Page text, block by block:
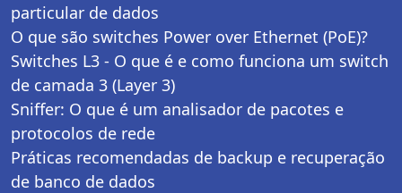
particular de dados
O que são switches Power over Ethernet (PoE)?
Switches L3 - O que é e como funciona um switch
de camada 3 (Layer 3)
Sniffer: O que é um analisador de pacotes e
protocolos de rede
Práticas recomendadas de backup e recuperação
de banco de dados